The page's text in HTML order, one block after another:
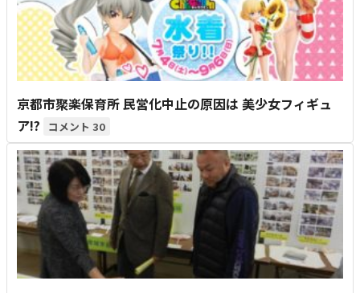
京都市聚楽保育所 民営化中止の原因は 美少女フィギュ
ア!?
30